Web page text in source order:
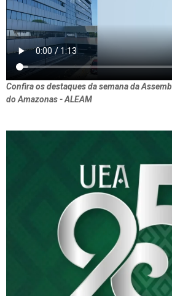
Confira os destaques da semana da
do Amazonas - ALEAM